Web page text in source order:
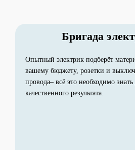
Бригада
Опытный электрик подберёт
вашему бюджету, розетки и
провода– всё это необходимо
качественного результата.